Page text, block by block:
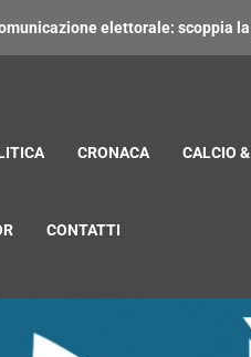
elettorale: scoppia
CRONACA CALCIO
CONTATTI